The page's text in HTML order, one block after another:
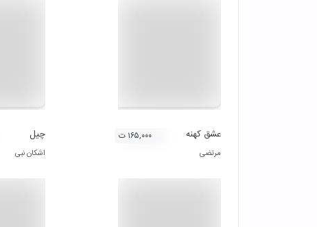
عشق کهنه
مرتضی
۱۶۵,۰۰۰ ت چیل
اشکان نبی